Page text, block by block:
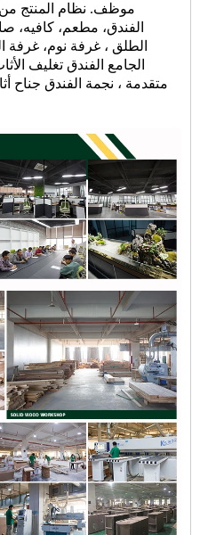
موظف. نظام المنتج من
الفندق، مطعم، كافيه،
الطلق ، غرفة نوم، غرفة
الجامع الفندق تغليف
متقدمة ، نجمة الفندق جناح